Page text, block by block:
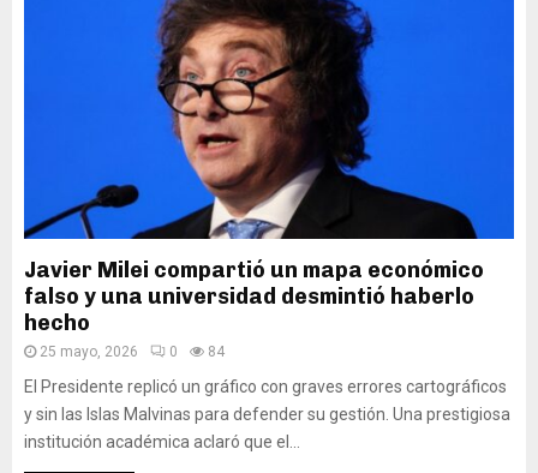
Javier Milei compartió un mapa económico
falso y una universidad desmintió haberlo
hecho
25 mayo, 2026 0 84
El Presidente replicó un gráfico con graves errores cartográficos
y sin las Islas Malvinas para defender su gestión. Una prestigiosa
institución académica aclaró que el...